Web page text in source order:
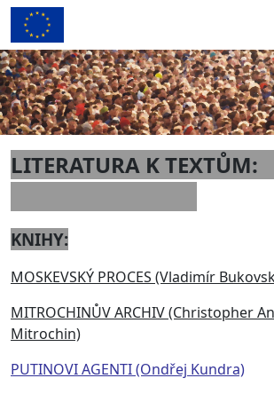
LITERATURA K
KNIHY:
MOSKEVSKÝ PROCES (Vladimír
MITROCHINŮV ARCHIV (Christopher
Mitrochin)
PUTINOVI AGENTI (Ondřej Kundra)